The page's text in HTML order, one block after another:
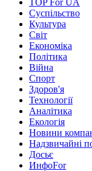
Суспiльство
Культура
Світ
Економіка
Політика
Війна
Спорт
Здоров'я
Технології
Аналітика
Екологія
Новини
Надзвичайні
Досьє
ИнфоFor